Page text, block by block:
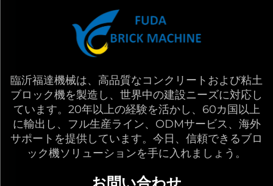
臨沂福達機械は、高品質なコンクリートおよび粘土
ブロック機を製造し、世界中の建設ニーズに対応し
ています。20年以上の経験を活かし、60カ国以上
に輸出し、フル生産ライン、ODMサービス、海外
サポートを提供しています。今日、信頼できるブロ
ック機ソリューションを手に入れましょう。